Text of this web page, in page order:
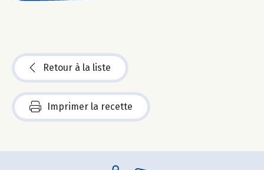
Retour à la liste
Imprimer la recette